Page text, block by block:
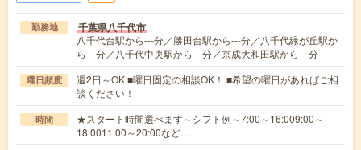
勤務地 千葉県八千代市
八千代台駅から---分／勝田台駅から---分／八千代緑が丘駅か
ら---分／八千代中央駅から---分／京成大和田駅から---分
曜日頻度
週2日～OK ■曜日固定の相談OK！ ■希望の曜日があればご相
談ください！
時間
★スタート時間選べます～シフト例～7:00～16:009:00～
18:0011:00～20:00など…